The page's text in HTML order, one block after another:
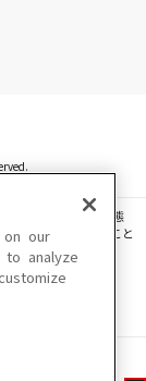
音声等を、手段や形態
ァイル化などすること
あります。
ます。
on our
analyze